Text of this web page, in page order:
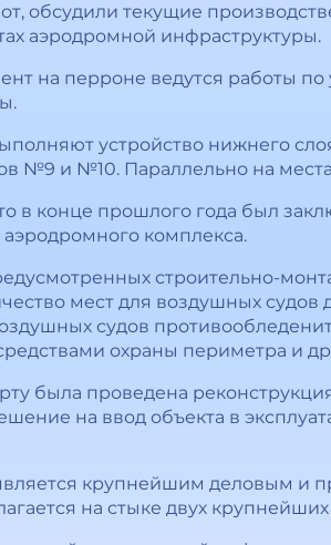
обсудили текущие
аэродромной инфраструктуры.
на перроне ведутся работы
устройство нижнего
№9 и №10. Параллельно на
в конце прошлого года был
комплекса.
строительно-
мест для воздушных
судов
охраны периметра и
была проведена
на ввод объекта в
крупнейшим деловым и
на стыке двух